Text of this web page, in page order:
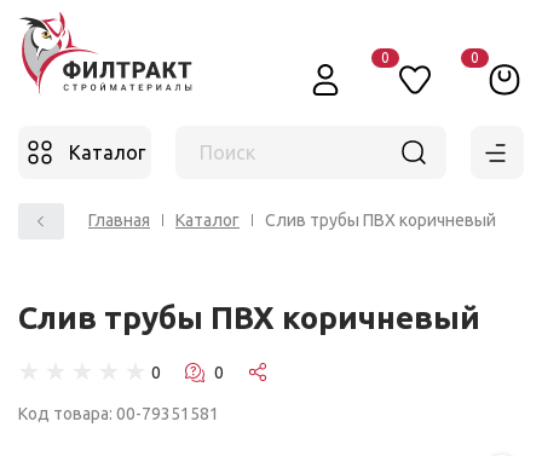
0 0
Каталог Поиск
Главная Каталог Слив трубы ПВХ коричневый
Слив трубы ПВХ коричневый
Код товара: 00-79351581